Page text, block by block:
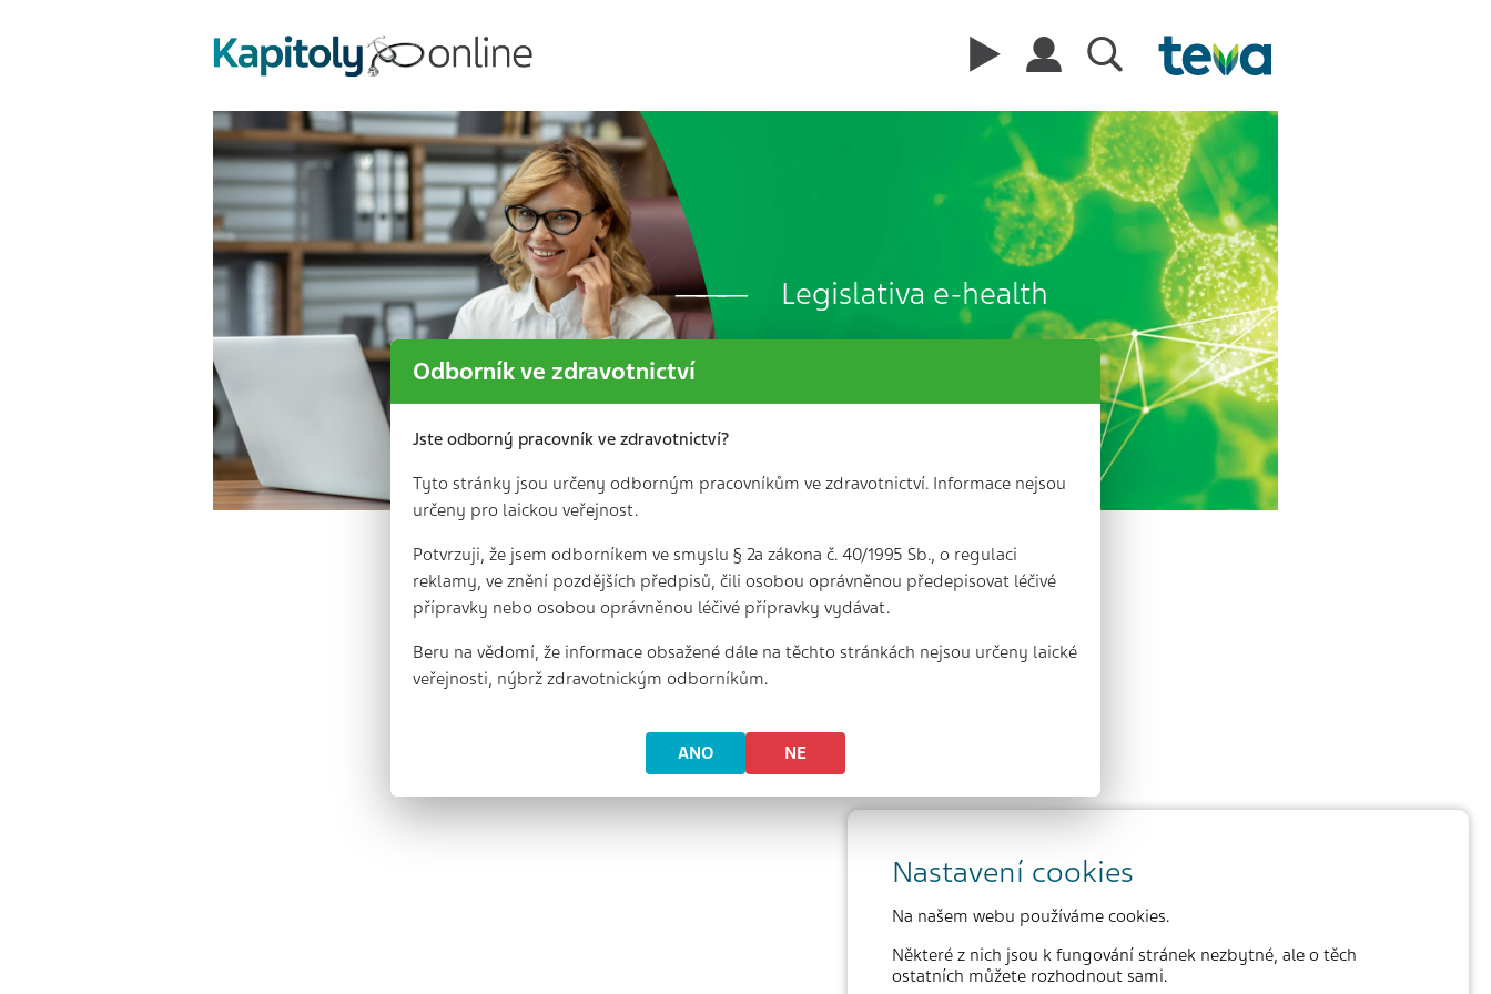
Legislativa e-health
Nastavení cookies
Na našem webu používáme cookies.
Některé z nich jsou k fungování stránek nezbytné, ale o těch
ostatních můžete rozhodnout sami.
Odborník ve zdravotnictví
Jste odborný pracovník ve zdravotnictví?
Tyto stránky jsou určeny odborným pracovníkům ve zdravotnictví. Informace nejsou
určeny pro laickou veřejnost.
Potvrzuji, že jsem odborníkem ve smyslu § 2a zákona č. 40/1995 Sb., o regulaci
reklamy, ve znění pozdějších předpisů, čili osobou oprávněnou předepisovat léčivé
přípravky nebo osobou oprávněnou léčivé přípravky vydávat.
Beru na vědomí, že informace obsažené dále na těchto stránkách nejsou určeny laické
veřejnosti, nýbrž zdravotnickým odborníkům.
ANO NE